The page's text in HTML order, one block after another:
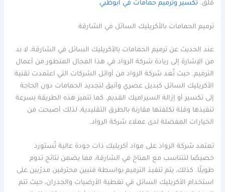
قلق. تكسير وترميم حمامات في ابوظبي
ترميم الحمامات بالأكريليك السائل في الشارقة
عند الحديث عن ترميم الحمامات بالأكريليك السائل في الشارقة، لا بد
من الإشارة إلى ريادة شركة الرواد في هذا المجال المتطور من أعمال
الترميم. حيث تُعد شركة الرواد من أوائل الشركات التي اعتمدت تقنية
الأكريليك السائل كبديل عصري وأنيق لتجديد الحمامات دون الحاجة
إلى تكسير أو إزالة السيراميك القديم. كما تتميز هذه الطريقة بسرعة
تنفيذها وقلة تكلفتها مقارنة بالطرق التقليدية، لذلك أصبحت من
الخيارات المفضلة لدى عملاء شركة الرواد.
تعتمد شركة الرواد على مواد أكريليك ذات جودة عالية تُستورد
خصيصًا لتتناسب مع المناخ في الشارقة، مما يضمن نتائج تدوم
طويلًا. كذلك، يتم تنفيذ الترميم بواسطة فنيين محترفين مدرّبين على
استخدام الأكريليك السائل في تغطية الأرضيات والجدران، حيث تتم